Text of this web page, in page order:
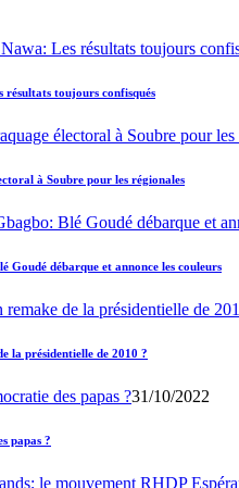
résultats toujours confisqués
à Soubre pour les régionales
Goudé débarque et annonce les couleurs
la présidentielle de 2010 ?
31/10/2022
papas ?